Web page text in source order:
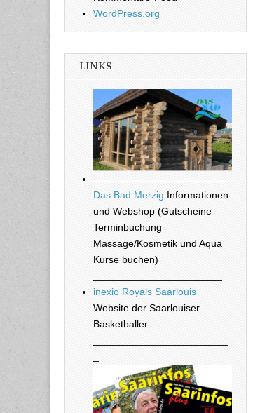
WordPress.org
LINKS
Das Bad Merzig Informationen
und Webshop (Gutscheine –
Terminbuchung
Massage/Kosmetik und Aqua
Kurse buchen)
inexio Royals Saarlouis
Website der Saarlouiser
Basketballer